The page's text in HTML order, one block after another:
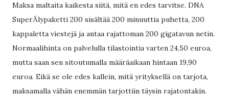
Maksa maltaita kaikesta siitä, mitä en edes tarvitse. DNA
SuperÄlypaketti 200 sisältää 200 minuuttia puhetta, 200
kappaletta viestejä ja antaa rajattoman 200 gigatavun netin.
Normaalihinta on palvelulla tilastointia varten 24,50 euroa,
mutta saan sen sitoutumalla määräaikaan hintaan 19,90
euroa. Eikä se ole edes kallein, mitä yrityksellä on tarjota,
maksamalla vähän enemmän tarjottiin täysin rajatontakin.